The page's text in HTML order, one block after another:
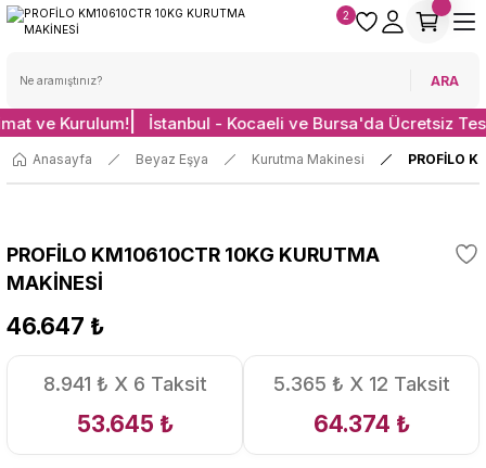
ARA
2
ve Kurulum! İstanbul - Kocaeli ve Bursa'da Ücretsiz
Anasayfa Beyaz Eşya Kurutma Makinesi PROFİLO
PROFİLO KM10610CTR 10KG KURUTMA
MAKİNESİ
46.647 ₺
8.941 ₺ X 6 Taksit
53.645 ₺
5.365 ₺ X 12 Taksit
64.374 ₺